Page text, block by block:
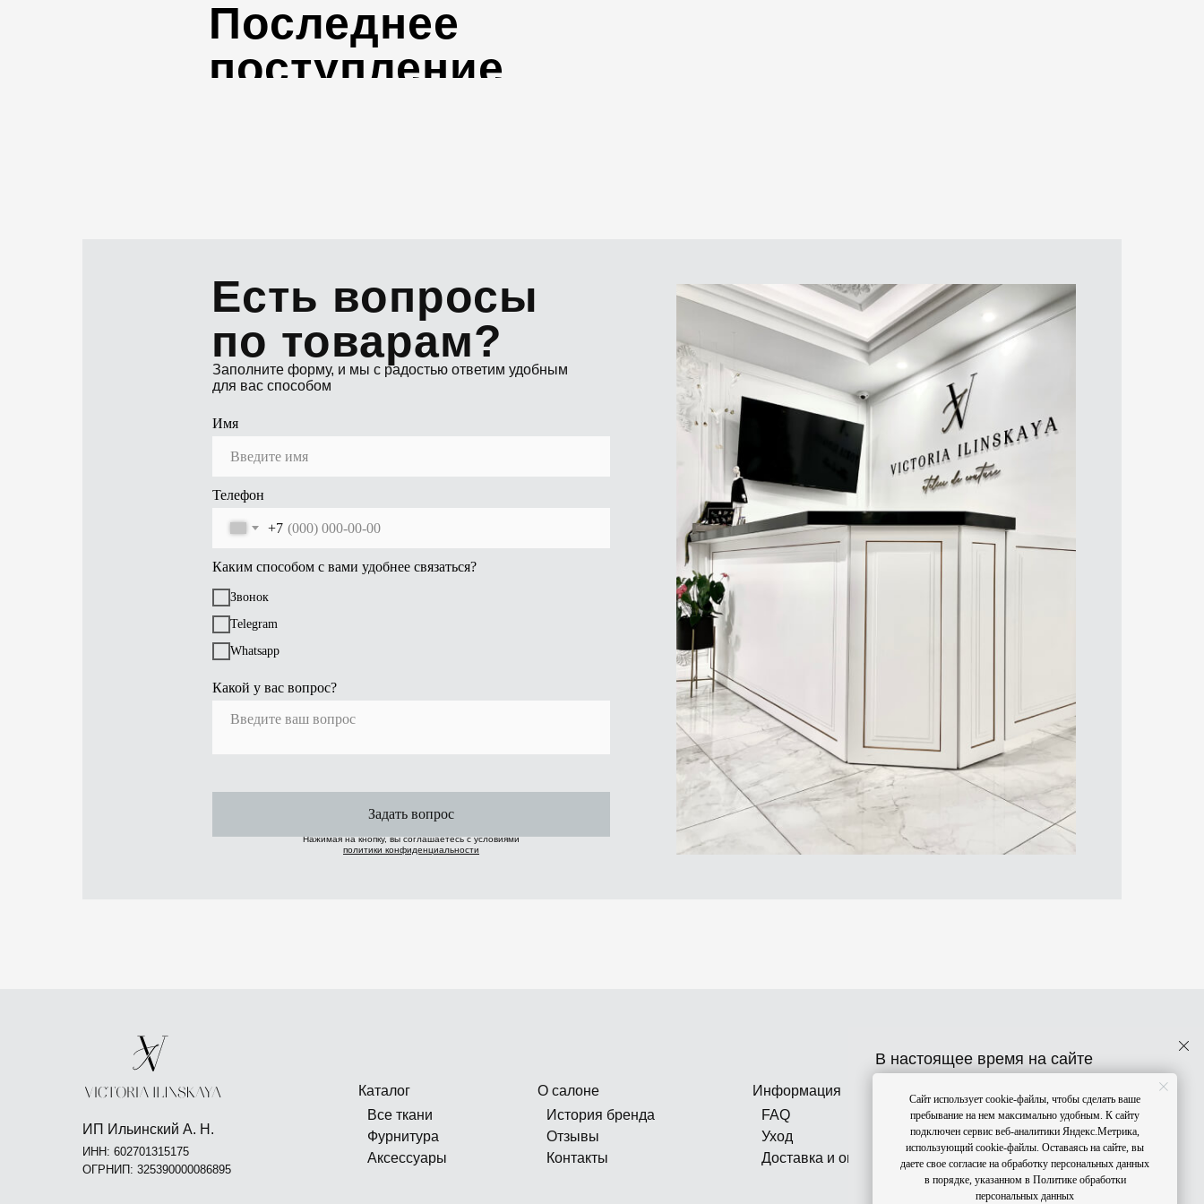
Последнее
поступление
Заполните форму, и мы с радостью ответим удобным
для вас способом
Есть вопросы
по товарам?
Нажимая на кнопку, вы соглашаетесь с условиями
политики конфиденциальности
Имя
Телефон
+7
Каким способом с вами удобнее связаться?
Звонок
Telegram
Whatsapp
Какой у вас вопрос?
Задать вопрос
В настоящее время на сайте
ткани и фурнитуры. Но мы активно
пополняем каталог.
Если не нашли, что искали, напишите
Сайт использует cookie-файлы, чтобы сделать ваше
пребывание на нем максимально удобным. К cайту
подключен сервис веб-аналитики Яндекс.Метрика,
использующий cookie-файлы. Оставаясь на сайте, вы
даете свое согласие на обработку персональных данных
в порядке, указанном в Политике обработки
персональных данных
ИП Ильинский А. Н.
ИНН: 602701315175
ОГРНИП: 325390000086895
Каталог
Все ткани
Фурнитура
Аксессуары
О салоне
История бренда
Отзывы
Контакты
Информация
FAQ
Уход
Доставка и оплата
+7 (4012) 99-43-47
Пн-Сб 10:00-19:00